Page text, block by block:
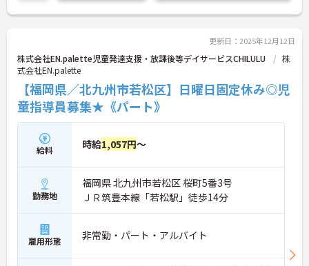
ご興味ある方には、面接対策ポイントなど、さらに
更新日：2025年12月12日
株式会社EN.palette児童発達支援・放課後等デイサービスCHILULU
株
式会社EN.palette
【福岡県／北九州市若松区】日曜日固定休み◎児
童指導員募集★《パート》
給料 時給1,057円～
勤務地
福岡県 北九州市若松区 桜町5番3号
ＪＲ筑豊本線「若松駅」徒歩14分
雇用形態 非常勤・パート・アルバイト